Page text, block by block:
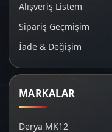
Alışveriş Listem
Sipariş Geçmişim
İade & Değişim
MARKALAR
Derya MK12